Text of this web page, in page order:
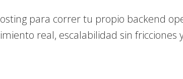
para correr tu propio backend
real, escalabilidad sin